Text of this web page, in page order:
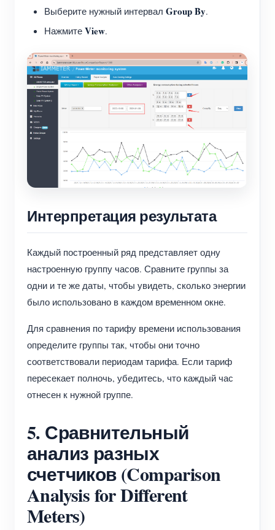
Выберите нужный интервал Group By.
Нажмите View.
Интерпретация результата
Каждый построенный ряд представляет одну
настроенную группу часов. Сравните группы за
одни и те же даты, чтобы увидеть, сколько энергии
было использовано в каждом временном окне.
Для сравнения по тарифу времени использования
определите группы так, чтобы они точно
соответствовали периодам тарифа. Если тариф
пересекает полночь, убедитесь, что каждый час
отнесен к нужной группе.
5. Сравнительный
анализ разных
счетчиков (Comparison
Analysis for Different
Meters)